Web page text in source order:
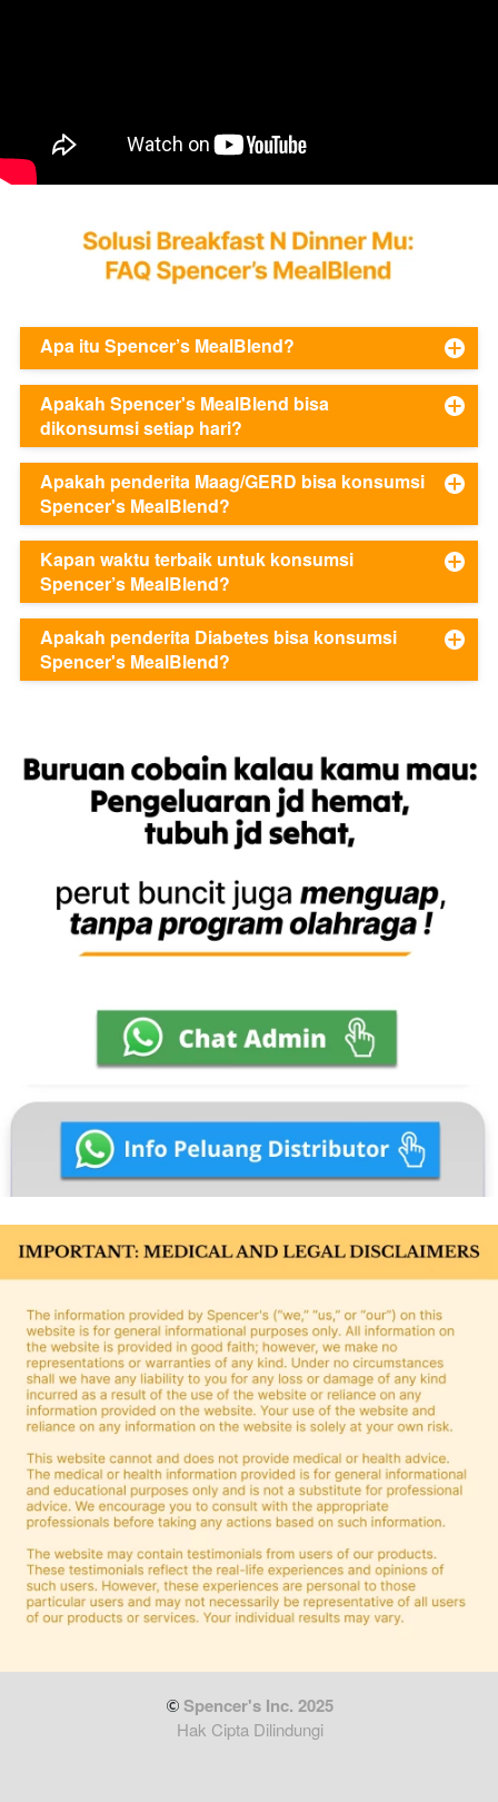
Apa itu Spencer’s MealBlend?
Apakah Spencer's MealBlend bisa
dikonsumsi setiap hari?
Apakah penderita Maag/GERD bisa konsumsi
Spencer's MealBlend?
Kapan waktu terbaik untuk konsumsi
Spencer’s MealBlend?
Apakah penderita Diabetes bisa konsumsi
Spencer's MealBlend?
Spencer's Inc. 2025
Hak Cipta Dilindungi